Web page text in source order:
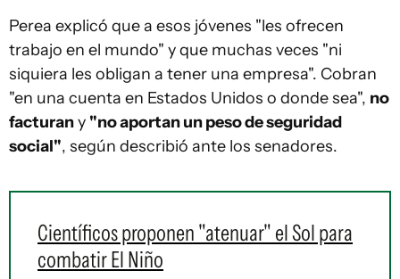
Perea explicó que a esos jóvenes "les ofrecen
trabajo en el mundo" y que muchas veces "ni
siquiera les obligan a tener una empresa". Cobran
"en una cuenta en Estados Unidos o donde sea", no
facturany "no aportan un peso de seguridad
social", según describió ante los senadores.
Científicos proponen "atenuar" el Sol para
combatir El Niño